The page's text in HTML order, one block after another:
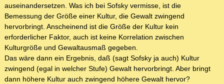
auseinandersetzen. Was ich bei Sofsky vermisse, ist die
Bemessung der Größe einer Kultur, die Gewalt zwingend
hervorbringt. Anscheinend ist die Größe der Kultur kein
erforderlicher Faktor, auch ist keine Korrelation zwischen
Kulturgröße und Gewaltausmaß gegeben.
Das wäre dann ein Ergebnis, daß (sagt Sofsky ja auch) Kultur
zwingend (egal in welcher Stufe) Gewalt hervorbringt. Aber bringt
dann höhere Kultur auch zwingend höhere Gewalt hervor?